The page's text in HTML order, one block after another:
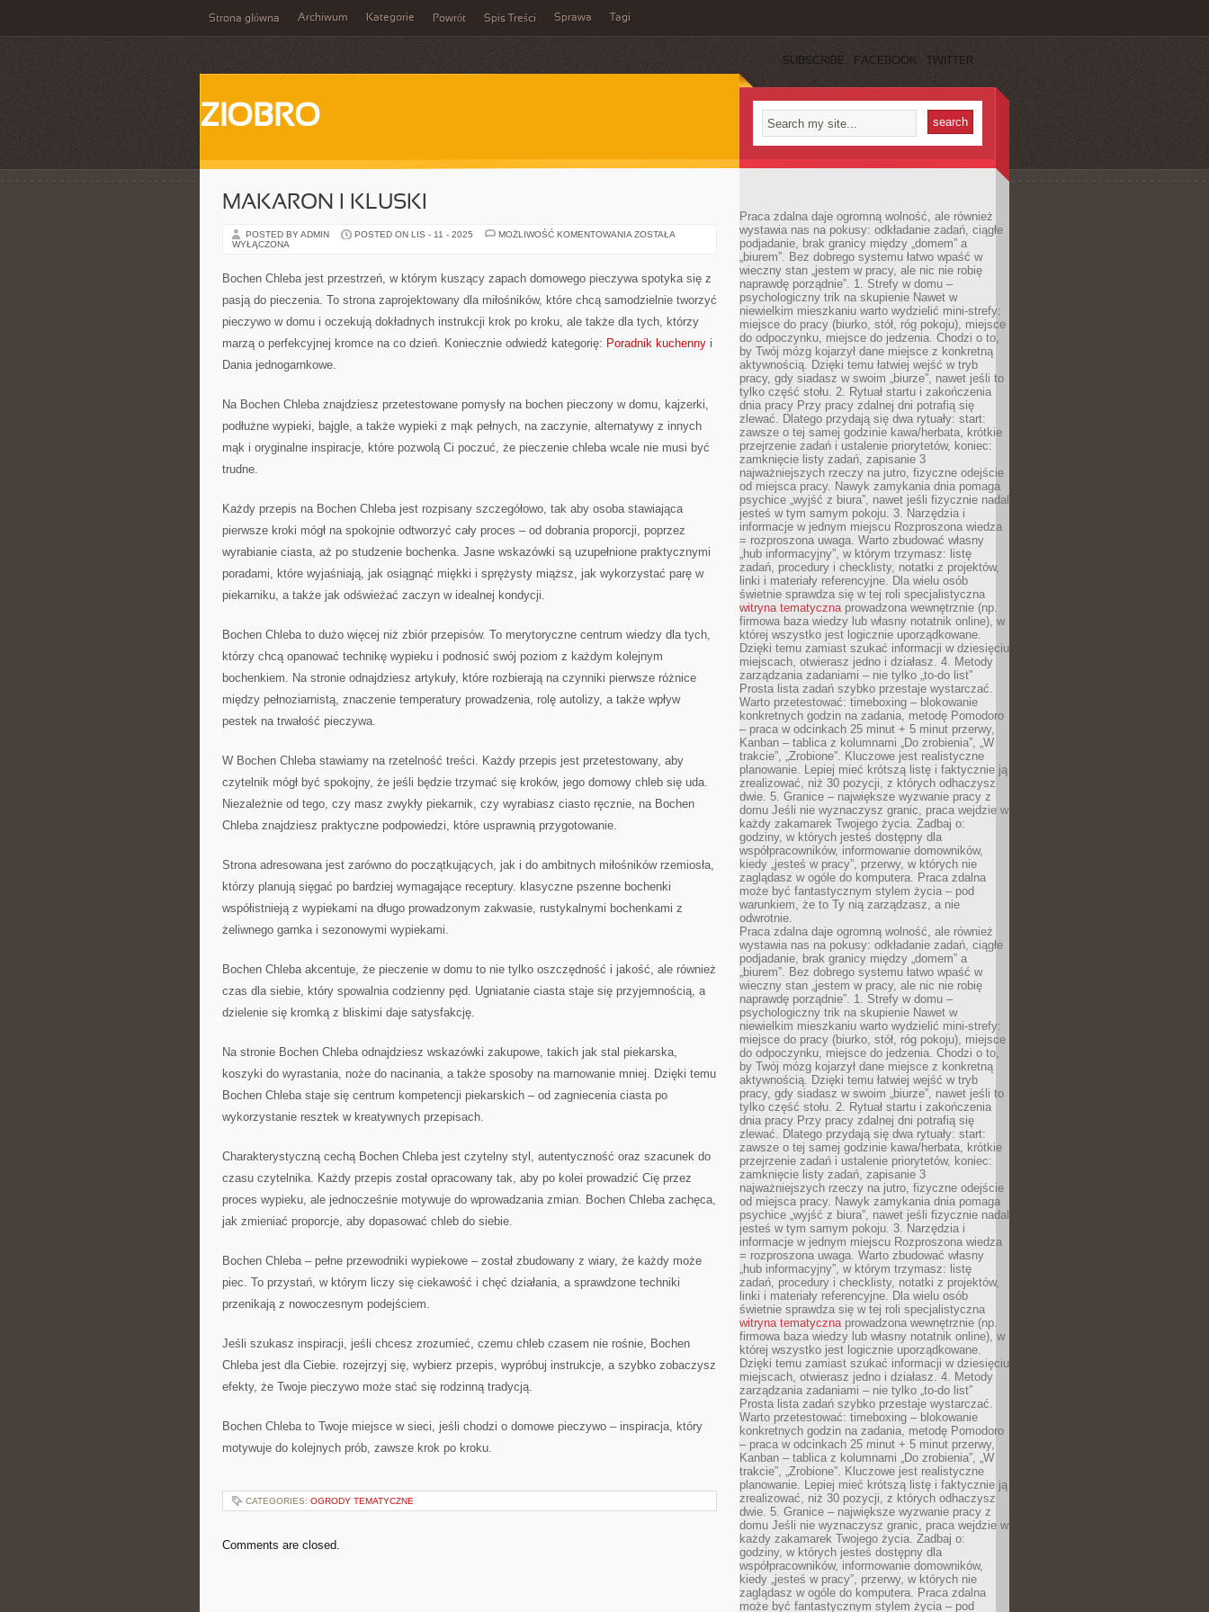
Strona główna Archiwum Kategorie Powrót Spis Treści Sprawa Tagi
SUBSCRIBE FACEBOOK TWITTER
ZIOBRO
MAKARON I KLUSKI
POSTED BY ADMIN POSTED ON LIS - 11 - 2025 MOŻLIWOŚĆ KOMENTOWANIA MAKARON
ZOSTAŁA
WYŁĄCZONA
Bochen Chleba jest przestrzeń, w którym kuszący zapach domowego pieczywa spotyka się z
pasją do pieczenia. To strona zaprojektowany dla miłośników, które chcą samodzielnie tworzyć
pieczywo w domu i oczekują dokładnych instrukcji krok po kroku, ale także dla tych, którzy
marzą o perfekcyjnej kromce na co dzień. Koniecznie odwiedź kategorię: Poradnik kuchenny i
Dania jednogarnkowe.
Na Bochen Chleba znajdziesz przetestowane pomysły na bochen pieczony w domu, kajzerki,
podłużne wypieki, bajgle, a także wypieki z mąk pełnych, na zaczynie, alternatywy z innych
mąk i oryginalne inspiracje, które pozwolą Ci poczuć, że pieczenie chleba wcale nie musi być
trudne.
Każdy przepis na Bochen Chleba jest rozpisany szczegółowo, tak aby osoba stawiająca
pierwsze kroki mógł na spokojnie odtworzyć cały proces – od dobrania proporcji, poprzez
wyrabianie ciasta, aż po studzenie bochenka. Jasne wskazówki są uzupełnione praktycznymi
poradami, które wyjaśniają, jak osiągnąć miękki i sprężysty miąższ, jak wykorzystać parę w
piekarniku, a także jak odświeżać zaczyn w idealnej kondycji.
Bochen Chleba to dużo więcej niż zbiór przepisów. To merytoryczne centrum wiedzy dla tych,
którzy chcą opanować technikę wypieku i podnosić swój poziom z każdym kolejnym
bochenkiem. Na stronie odnajdziesz artykuły, które rozbierają na czynniki pierwsze różnice
między pełnoziarnistą, znaczenie temperatury prowadzenia, rolę autolizy, a także wpływ
pestek na trwałość pieczywa.
W Bochen Chleba stawiamy na rzetelność treści. Każdy przepis jest przetestowany, aby
czytelnik mógł być spokojny, że jeśli będzie trzymać się kroków, jego domowy chleb się uda.
Niezależnie od tego, czy masz zwykły piekarnik, czy wyrabiasz ciasto ręcznie, na Bochen
Chleba znajdziesz praktyczne podpowiedzi, które usprawnią przygotowanie.
Strona adresowana jest zarówno do początkujących, jak i do ambitnych miłośników rzemiosła,
którzy planują sięgać po bardziej wymagające receptury. klasyczne pszenne bochenki
współistnieją z wypiekami na długo prowadzonym zakwasie, rustykalnymi bochenkami z
żeliwnego garnka i sezonowymi wypiekami.
Bochen Chleba akcentuje, że pieczenie w domu to nie tylko oszczędność i jakość, ale również
czas dla siebie, który spowalnia codzienny pęd. Ugniatanie ciasta staje się przyjemnością, a
dzielenie się kromką z bliskimi daje satysfakcję.
Na stronie Bochen Chleba odnajdziesz wskazówki zakupowe, takich jak stal piekarska,
koszyki do wyrastania, noże do nacinania, a także sposoby na marnowanie mniej. Dzięki temu
Bochen Chleba staje się centrum kompetencji piekarskich – od zagniecenia ciasta po
wykorzystanie resztek w kreatywnych przepisach.
Charakterystyczną cechą Bochen Chleba jest czytelny styl, autentyczność oraz szacunek do
czasu czytelnika. Każdy przepis został opracowany tak, aby po kolei prowadzić Cię przez
proces wypieku, ale jednocześnie motywuje do wprowadzania zmian. Bochen Chleba zachęca,
jak zmieniać proporcje, aby dopasować chleb do siebie.
Bochen Chleba – pełne przewodniki wypiekowe – został zbudowany z wiary, że każdy może
piec. To przystań, w którym liczy się ciekawość i chęć działania, a sprawdzone techniki
przenikają z nowoczesnym podejściem.
Jeśli szukasz inspiracji, jeśli chcesz zrozumieć, czemu chleb czasem nie rośnie, Bochen
Chleba jest dla Ciebie. rozejrzyj się, wybierz przepis, wypróbuj instrukcje, a szybko zobaczysz
efekty, że Twoje pieczywo może stać się rodzinną tradycją.
Bochen Chleba to Twoje miejsce w sieci, jeśli chodzi o domowe pieczywo – inspiracja, który
motywuje do kolejnych prób, zawsze krok po kroku.
CATEGORIES: OGRODY TEMATYCZNE
Comments are closed.
Praca zdalna daje ogromną wolność, ale również
wystawia nas na pokusy: odkładanie zadań, ciągłe
podjadanie, brak granicy między „domem” a
„biurem”. Bez dobrego systemu łatwo wpaść w
wieczny stan „jestem w pracy, ale nic nie robię
naprawdę porządnie”. 1. Strefy w domu –
psychologiczny trik na skupienie Nawet w
niewielkim mieszkaniu warto wydzielić mini-strefy:
miejsce do pracy (biurko, stół, róg pokoju), miejsce
do odpoczynku, miejsce do jedzenia. Chodzi o to,
by Twój mózg kojarzył dane miejsce z konkretną
aktywnością. Dzięki temu łatwiej wejść w tryb
pracy, gdy siadasz w swoim „biurze”, nawet jeśli to
tylko część stołu. 2. Rytuał startu i zakończenia
dnia pracy Przy pracy zdalnej dni potrafią się
zlewać. Dlatego przydają się dwa rytuały: start:
zawsze o tej samej godzinie kawa/herbata, krótkie
przejrzenie zadań i ustalenie priorytetów, koniec:
zamknięcie listy zadań, zapisanie 3
najważniejszych rzeczy na jutro, fizyczne odejście
od miejsca pracy. Nawyk zamykania dnia pomaga
psychice „wyjść z biura”, nawet jeśli fizycznie nadal
jesteś w tym samym pokoju. 3. Narzędzia i
informacje w jednym miejscu Rozproszona wiedza
= rozproszona uwaga. Warto zbudować własny
„hub informacyjny”, w którym trzymasz: listę
zadań, procedury i checklisty, notatki z projektów,
linki i materiały referencyjne. Dla wielu osób
świetnie sprawdza się w tej roli specjalistyczna
witryna tematycznaprowadzona wewnętrznie (np.
firmowa baza wiedzy lub własny notatnik online), w
której wszystko jest logicznie uporządkowane.
Dzięki temu zamiast szukać informacji w dziesięciu
miejscach, otwierasz jedno i działasz. 4. Metody
zarządzania zadaniami – nie tylko „to-do list”
Prosta lista zadań szybko przestaje wystarczać.
Warto przetestować: timeboxing – blokowanie
konkretnych godzin na zadania, metodę Pomodoro
– praca w odcinkach 25 minut + 5 minut przerwy,
Kanban – tablica z kolumnami „Do zrobienia”, „W
trakcie”, „Zrobione”. Kluczowe jest realistyczne
planowanie. Lepiej mieć krótszą listę i faktycznie ją
zrealizować, niż 30 pozycji, z których odhaczysz
dwie. 5. Granice – największe wyzwanie pracy z
domu Jeśli nie wyznaczysz granic, praca wejdzie w
każdy zakamarek Twojego życia. Zadbaj o:
godziny, w których jesteś dostępny dla
współpracowników, informowanie domowników,
kiedy „jesteś w pracy”, przerwy, w których nie
zaglądasz w ogóle do komputera. Praca zdalna
może być fantastycznym stylem życia – pod
warunkiem, że to Ty nią zarządzasz, a nie
odwrotnie.
Praca zdalna daje ogromną wolność, ale również
wystawia nas na pokusy: odkładanie zadań, ciągłe
podjadanie, brak granicy między „domem” a
„biurem”. Bez dobrego systemu łatwo wpaść w
wieczny stan „jestem w pracy, ale nic nie robię
naprawdę porządnie”. 1. Strefy w domu –
psychologiczny trik na skupienie Nawet w
niewielkim mieszkaniu warto wydzielić mini-strefy:
miejsce do pracy (biurko, stół, róg pokoju), miejsce
do odpoczynku, miejsce do jedzenia. Chodzi o to,
by Twój mózg kojarzył dane miejsce z konkretną
aktywnością. Dzięki temu łatwiej wejść w tryb
pracy, gdy siadasz w swoim „biurze”, nawet jeśli to
tylko część stołu. 2. Rytuał startu i zakończenia
dnia pracy Przy pracy zdalnej dni potrafią się
zlewać. Dlatego przydają się dwa rytuały: start:
zawsze o tej samej godzinie kawa/herbata, krótkie
przejrzenie zadań i ustalenie priorytetów, koniec:
zamknięcie listy zadań, zapisanie 3
najważniejszych rzeczy na jutro, fizyczne odejście
od miejsca pracy. Nawyk zamykania dnia pomaga
psychice „wyjść z biura”, nawet jeśli fizycznie nadal
jesteś w tym samym pokoju. 3. Narzędzia i
informacje w jednym miejscu Rozproszona wiedza
= rozproszona uwaga. Warto zbudować własny
„hub informacyjny”, w którym trzymasz: listę
zadań, procedury i checklisty, notatki z projektów,
linki i materiały referencyjne. Dla wielu osób
świetnie sprawdza się w tej roli specjalistyczna
witryna tematycznaprowadzona wewnętrznie (np.
firmowa baza wiedzy lub własny notatnik online), w
której wszystko jest logicznie uporządkowane.
Dzięki temu zamiast szukać informacji w dziesięciu
miejscach, otwierasz jedno i działasz. 4. Metody
zarządzania zadaniami – nie tylko „to-do list”
Prosta lista zadań szybko przestaje wystarczać.
Warto przetestować: timeboxing – blokowanie
konkretnych godzin na zadania, metodę Pomodoro
– praca w odcinkach 25 minut + 5 minut przerwy,
Kanban – tablica z kolumnami „Do zrobienia”, „W
trakcie”, „Zrobione”. Kluczowe jest realistyczne
planowanie. Lepiej mieć krótszą listę i faktycznie ją
zrealizować, niż 30 pozycji, z których odhaczysz
dwie. 5. Granice – największe wyzwanie pracy z
domu Jeśli nie wyznaczysz granic, praca wejdzie w
każdy zakamarek Twojego życia. Zadbaj o:
godziny, w których jesteś dostępny dla
współpracowników, informowanie domowników,
kiedy „jesteś w pracy”, przerwy, w których nie
zaglądasz w ogóle do komputera. Praca zdalna
może być fantastycznym stylem życia – pod